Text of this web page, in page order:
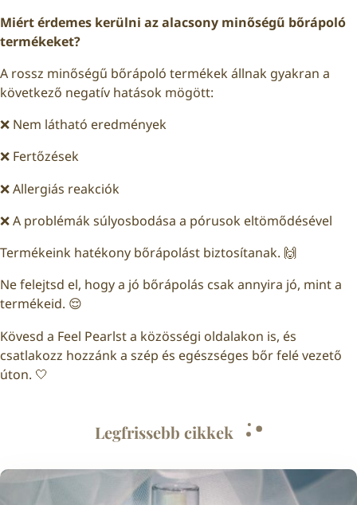
Miért érdemes kerülni az alacsony minőségű bőrápoló
termékeket?
A rossz minőségű bőrápoló termékek állnak gyakran a
következő negatív hatások mögött:
❌ Nem látható eredmények
❌ Fertőzések
❌ Allergiás reakciók
❌ A problémák súlyosbodása a pórusok eltömődésével
Termékeink hatékony bőrápolást biztosítanak. 🙌
Ne felejtsd el, hogy a jó bőrápolás csak annyira jó, mint a
termékeid. 😌
Kövesd a Feel Pearlst a közösségi oldalakon is, és
csatlakozz hozzánk a szép és egészséges bőr felé vezető
úton. 🤍
Legfrissebb cikkek